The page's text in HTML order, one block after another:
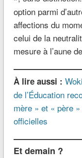
option parmi
affections du
celui de la
mesure à l’aune
À lire aussi :
de l’Éducation
mère » et « père
officielles
Et demain ?